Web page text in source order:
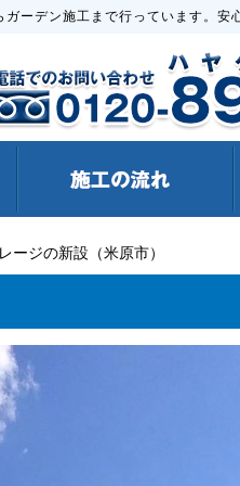
ーデン施工まで行っています。安
ージの新設（米原市）